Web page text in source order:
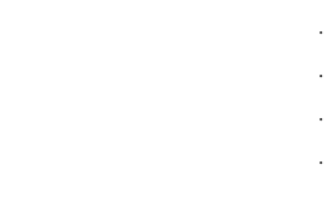
・
・
・
・